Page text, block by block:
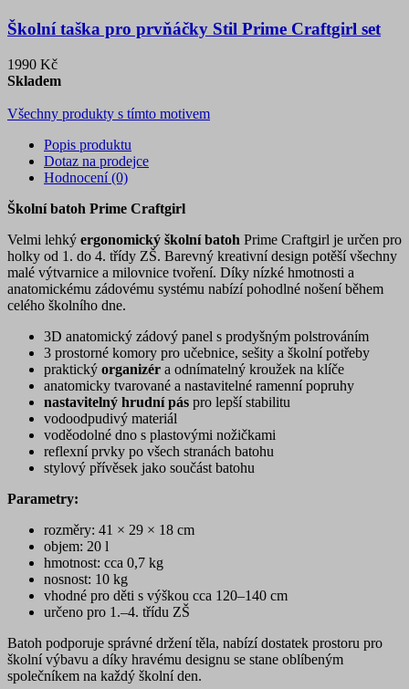
Školní taška pro prvňáčky Stil Prime Craftgirl set
1990 Kč
Skladem
Všechny produkty s tímto motivem
Popis produktu
Dotaz na prodejce
Hodnocení (0)
Školní batoh Prime Craftgirl
Velmi lehký ergonomický školní batoh Prime Craftgirl je určen pro
holky od 1. do 4. třídy ZŠ. Barevný kreativní design potěší všechny
malé výtvarnice a milovnice tvoření. Díky nízké hmotnosti a
anatomickému zádovému systému nabízí pohodlné nošení během
celého školního dne.
3D anatomický zádový panel s prodyšným polstrováním
3 prostorné komory pro učebnice, sešity a školní potřeby
praktický organizér a odnímatelný kroužek na klíče
anatomicky tvarované a nastavitelné ramenní popruhy
nastavitelný hrudní pás pro lepší stabilitu
vodoodpudivý materiál
voděodolné dno s plastovými nožičkami
reflexní prvky po všech stranách batohu
stylový přívěsek jako součást batohu
Parametry:
rozměry: 41 × 29 × 18 cm
objem: 20 l
hmotnost: cca 0,7 kg
nosnost: 10 kg
vhodné pro děti s výškou cca 120–140 cm
určeno pro 1.–4. třídu ZŠ
Batoh podporuje správné držení těla, nabízí dostatek prostoru pro
školní výbavu a díky hravému designu se stane oblíbeným
společníkem na každý školní den.